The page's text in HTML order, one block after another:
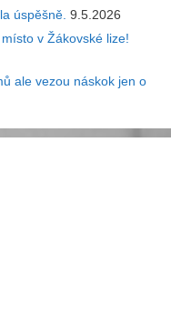
úspěšně. 9.5.2026
v Žákovské lize!
ale vezou náskok jen o